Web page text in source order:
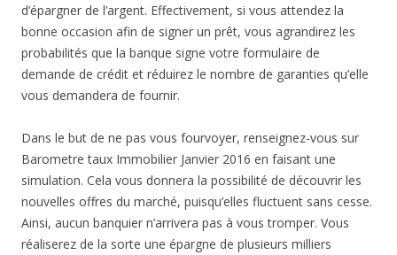
d’épargner de l’argent. Effectivement, si vous attendez la
bonne occasion afin de signer un prêt, vous agrandirez les
probabilités que la banque signe votre formulaire de
demande de crédit et réduirez le nombre de garanties qu’elle
vous demandera de fournir.
Dans le but de ne pas vous fourvoyer, renseignez-vous sur
Barometre taux Immobilier Janvier 2016 en faisant une
simulation. Cela vous donnera la possibilité de découvrir les
nouvelles offres du marché, puisqu’elles fluctuent sans cesse.
Ainsi, aucun banquier n’arrivera pas à vous tromper. Vous
réaliserez de la sorte une épargne de plusieurs milliers